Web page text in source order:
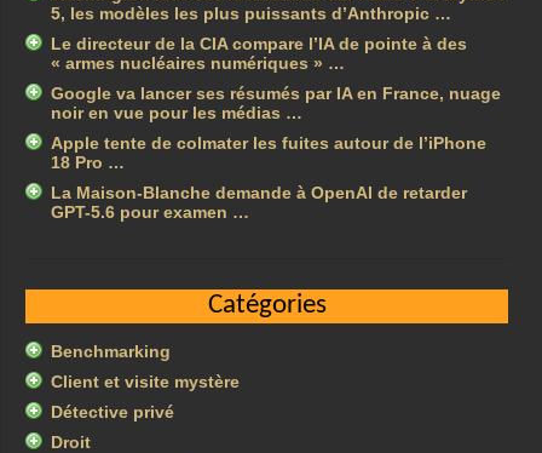
5, les modèles les plus puissants d’Anthropic …
Le directeur de la CIA compare l’IA de pointe à des
« armes nucléaires numériques » …
Google va lancer ses résumés par IA en France, nuage
noir en vue pour les médias …
Apple tente de colmater les fuites autour de l’iPhone
18 Pro …
La Maison-Blanche demande à OpenAI de retarder
GPT-5.6 pour examen …
Catégories
Benchmarking
Client et visite mystère
Détective privé
Droit